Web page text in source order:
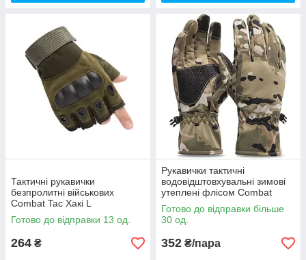
Тактичні рукавички
безпролитні військових
Combat Tac Хакі L
Готово до відправки 13 од.
264 ₴
Рукавички тактичні
водовідштовхувальні зимові
утеплені флісом Combat
Camo Камуфляж L
Готово до відправки більше
30 од.
352 ₴/пара